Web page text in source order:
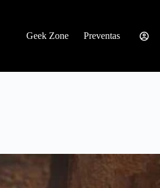
Geek Zone Preventas